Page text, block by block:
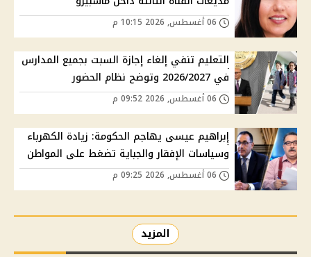
التعليم تنفي إلغاء إجازة السبت بجميع المدارس
في 2026/2027 وتوضح نظام الحضور
إبراهيم عيسى يهاجم الحكومة: زيادة الكهرباء
وسياسات الإفقار والجباية تضغط على المواطن
المزيد